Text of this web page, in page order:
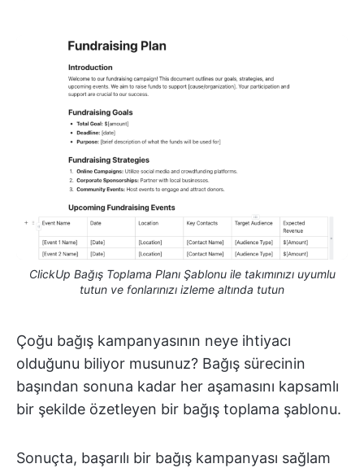
ClickUp Bağış Toplama Planı Şablonu ile takımınızı uyumlu
tutun ve fonlarınızı izleme altında tutun
Çoğu bağış kampanyasının neye ihtiyacı
olduğunu biliyor musunuz? Bağış sürecinin
başından sonuna kadar her aşamasını kapsamlı
bir şekilde özetleyen bir bağış toplama şablonu.
Sonuçta, başarılı bir bağış kampanyası sağlam